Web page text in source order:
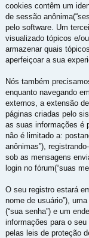
cookies contêm um
de sessão
pelo software. Um
visualizado tópicos e/
armazenar quais
aperfeiçoar a sua
Nós também
enquanto navegando
externos, a extensão
páginas criadas pelo
as suas informações é
não é limitado a:
anônimas”),
sob as mensagens
login no fórum(“suas
O seu registro estará
nome de usuário”),
(“sua senha”) e um
informações para o seu
pelas leis de proteção